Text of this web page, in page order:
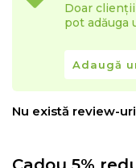
Doar
pot adăuga
Adaugă
Nu există review-